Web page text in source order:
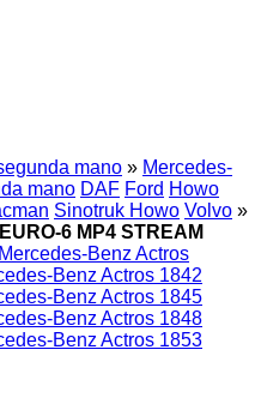
mano » Mercedes-
mano DAF Ford Howo
Sinotruk Howo Volvo »
6 MP4 STREAM
Mercedes-Benz Actros
Benz Actros 1842
Benz Actros 1845
Benz Actros 1848
Benz Actros 1853